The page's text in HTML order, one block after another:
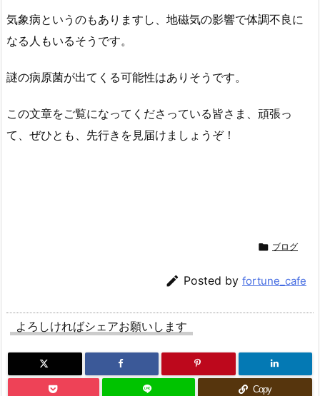
気象病というのもありますし、地磁気の影響で体調不良に
なる人もいるそうです。
謎の病原菌が出てくる可能性はありそうです。
この文章をご覧になってくださっている皆さま、頑張っ
て、ぜひとも、先行きを見届けましょうぞ！
 ブログ
 Posted by fortune_cafe
よろしければシェアお願いします
Copy